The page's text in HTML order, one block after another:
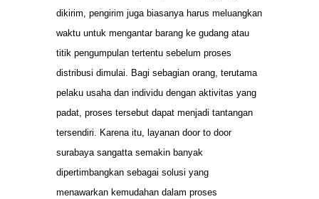
dikirim, pengirim juga biasanya harus meluangkan
waktu untuk mengantar barang ke gudang atau
titik pengumpulan tertentu sebelum proses
distribusi dimulai. Bagi sebagian orang, terutama
pelaku usaha dan individu dengan aktivitas yang
padat, proses tersebut dapat menjadi tantangan
tersendiri. Karena itu, layanan door to door
surabaya sangatta semakin banyak
dipertimbangkan sebagai solusi yang
menawarkan kemudahan dalam proses